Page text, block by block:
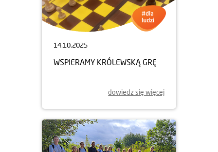
14.10.2025
WSPIERAMY KRÓLEWSKĄ GRĘ
dowiedz się więcej